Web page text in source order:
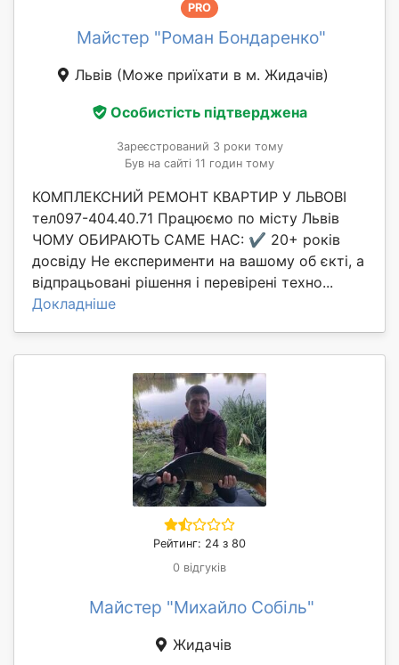
PRO
Майстер "Роман Бондаренко"
Львів (Може приїхати в м. Жидачів)
Особистість підтверджена
Зареєстрований 3 роки тому
Був на сайті 11 годин тому
КОМПЛЕКСНИЙ РЕМОНТ КВАРТИР У ЛЬВОВІ
тел097-404.40.71 Працюємо по місту Львів
ЧОМУ ОБИРАЮТЬ САМЕ НАС: ✔️ 20+ років
досвіду Не експерименти на вашому об єкті, а
відпрацьовані рішення і перевірені техно...
Докладніше
Рейтинг: 24 з 80
0 відгуків
Майстер "Михайло Собіль"
Жидачів